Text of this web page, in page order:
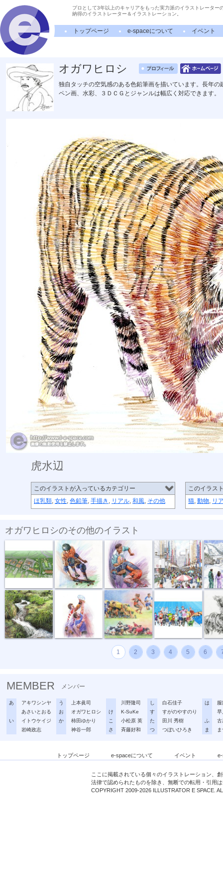
プロとして3年以上のキャリアをもった実力派のイラストレーター
納得のイラストレーター＆イラストレーション。
トップページ e-spaceについて イベント
オガワヒロシ
独自タッチの空気感のある色鉛筆画を描いています。長年
ペン画、水彩、３ＤＣＧとジャンルは幅広く対応できます。
虎水辺
このイラストが入っているカテゴリー
ほ乳類, 女性, 色鉛筆, 手描き , リアル, 和風, その他
このイラス
猫, 動物, リ
オガワヒロシのその他のイラスト
全仏オープン... ボールペン画... ボールペン画...
ラインアウト... ラグビーイラ... 東京マラソン... ボー
1 2 3 4 5 6
MEMBER メンバー
あ
アキワシンヤ
あさいとおる
い
イトウケイジ
岩崎政志
う
上本眞司
お
オガワヒロシ
か
柿田ゆかり
神谷一郎
川野隆司
け
K-SuKe
こ
小松原 英
さ
斉藤好和
し
白石佳子
す
すがのやすのり
た
田川 秀樹
つ
つぼいひろき
は
早
ふ
古
ま
トップページ e-spaceについて イベント
ここに掲載されている個々のイラストレーション、
法律で認められたものを除き、無断での転用・引用
COPYRIGHT 2009-2026 ILLUSTRATOR E SPACE.